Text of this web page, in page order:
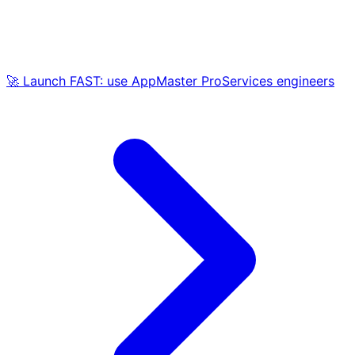
🚀 Launch FAST: use AppMaster ProServices engineers